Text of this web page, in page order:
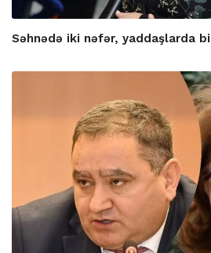
Səhnədə iki nəfər, yaddaşlarda